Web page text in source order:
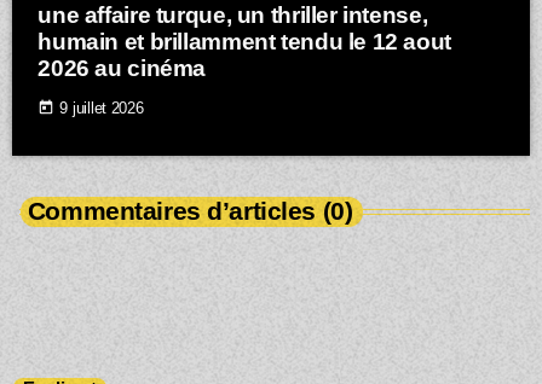
une affaire turque, un thriller intense,
humain et brillamment tendu le 12 aout
2026 au cinéma
today 9 juillet 2026
Commentaires d’articles (0)